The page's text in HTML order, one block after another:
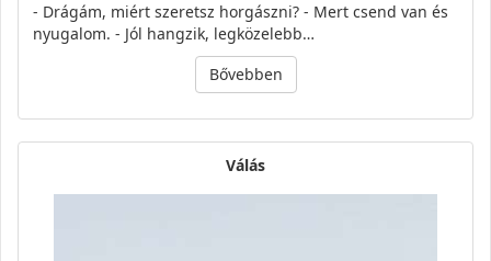
- Drágám, miért szeretsz horgászni? - Mert csend van és
nyugalom. - Jól hangzik, legközelebb…
Bővebben
Válás